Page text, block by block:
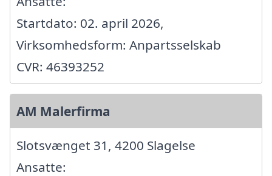
Startdato: 02. april 2026,
Virksomhedsform: Anpartsselskab
CVR: 46393252
AM Malerfirma
Slotsvænget 31, 4200 Slagelse
Ansatte: